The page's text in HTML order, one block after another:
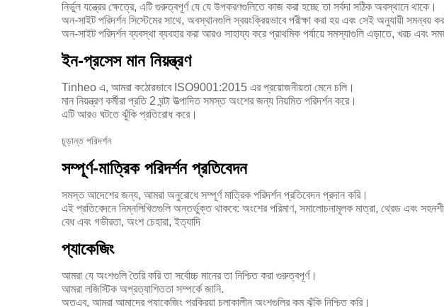
নির্ভুল যন্ত্রের ক্ষেত্রে, এটি গুরুত্বপূর্ণ যে যে উপকরণগুলিতে কাজ করা হচ্ছে তা সর্বদা সঠিক অবস্থানে থাকে।
অন-সাইট পরিদর্শন সিস্টেমের সাথে, অবস্থানগুলি স্বয়ংক্রিয়ভাবে পরীক্ষা করা হয় এবং সেই অনুযায়ী সমন্বয়
অন-সাইট পরিদর্শন ব্যবস্থা ব্যবহার করা আরও সাহায্য করে প্রাথমিক পর্যায়ে সমস্যাগুলি এড়াতে, খরচ এবং
ইন-প্রসেস মান নিয়ন্ত্রণ
Tinheo এ, আমরা কঠোরভাবে ISO9001:2015 এর প্রয়োজনীয়তা মেনে চলি।
মান নিয়ন্ত্রণ কর্মীরা প্রতি 2 ঘন্টা উত্পাদিত সমস্ত অংশের জন্য নিয়মিত পরিদর্শন করে।
এটি আরও ঘটতে ঝুঁকি প্রতিরোধ করে।
চূড়ান্ত পরিদর্শন
সম্পূর্ণ-মাত্রিক পরিদর্শন প্রতিবেদন
সমস্ত আদেশের জন্য, আমরা অনুরোধে সম্পূর্ণ মাত্রিক পরিদর্শন প্রতিবেদন প্রদান করি।
এই প্রতিবেদনে নিম্নলিখিতগুলি অন্তর্ভুক্ত থাকবে: অংশের পরিমাণ, সমালোচনামূলক মাত্রা, থ্রেড এবং
বেধ এবং গভীরতা, অংশ চেহারা, ইত্যাদি
প্যাকেজিং
আমরা যে অংশগুলি তৈরি করি তা সর্বোচ্চ মানের তা নিশ্চিত করা গুরুত্বপূর্ণ।
আমরা লজিস্টিক অপ্রত্যাশিততা সম্পর্কে জানি.
অতএব, আমরা আমাদের প্যাকেজিং প্রক্রিয়া চলাকালীন অংশগুলির কম ঝুঁকি নিশ্চিত করি।